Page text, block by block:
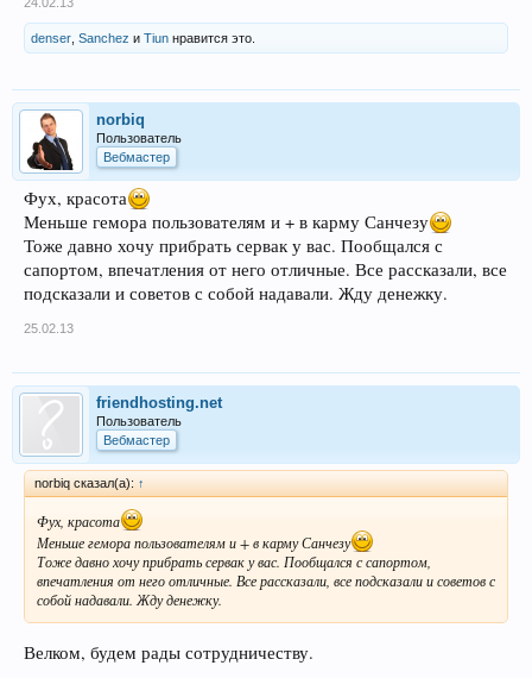
denser Sanchez и Tiun нравится это.
norbiq
Пользователь
Вебмастер
Фух, красота
Меньше гемора пользователям и + в карму Санчезу
Тоже давно хочу прибрать сервак у вас. Пообщался с
сапортом, впечатления от него отличные. Все рассказали, все
подсказали и советов с собой надавали. Жду денежку.
25.02.13
friendhosting.net
Пользователь
Вебмастер
norbiq сказал(а): ↑
Фух, красота
Меньше гемора пользователям и + в карму Санчезу
Тоже давно хочу прибрать сервак у вас. Пообщался с сапортом,
впечатления от него отличные. Все рассказали, все подсказали и советов с
собой надавали. Жду денежку.
Велком, будем рады сотрудничеству.